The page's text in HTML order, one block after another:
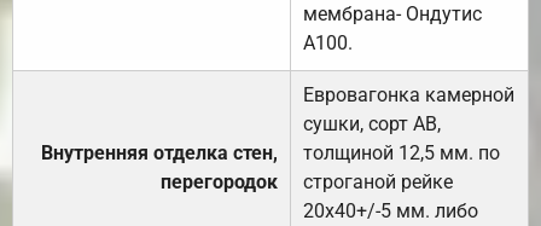
мембрана- Ондутис
А100.
Внутренняя отделка стен,
перегородок
Евровагонка камерной
сушки, сорт АВ,
толщиной 12,5 мм. по
строганой рейке
20х40+/-5 мм. либо